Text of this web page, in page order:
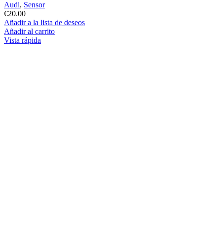
Audi, Sensor
€20.00
Añadir a la lista de deseos
Añadir al carrito
Vista rápida